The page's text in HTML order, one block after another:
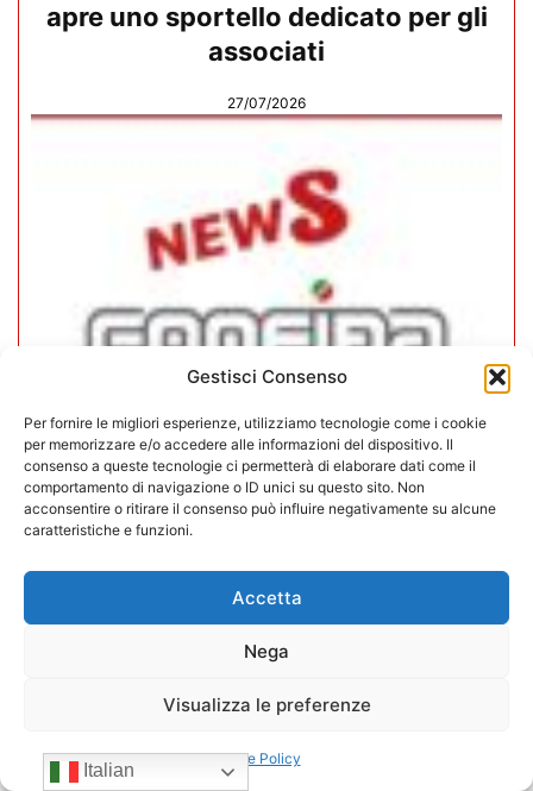
Gestisci Consenso
Per fornire le migliori esperienze, utilizziamo tecnologie come i cookie
per memorizzare e/o accedere alle informazioni del dispositivo. Il
consenso a queste tecnologie ci permetterà di elaborare dati come il
comportamento di navigazione o ID unici su questo sito. Non
acconsentire o ritirare il consenso può influire negativamente su alcune
caratteristiche e funzioni.
Accetta
Nega
Visualizza le preferenze
Cookie Policy
apre uno sportello dedicato per gli
associati
27/07/2026
In CONFIDA l’ingresso di 4 nuovi
associati
Italian